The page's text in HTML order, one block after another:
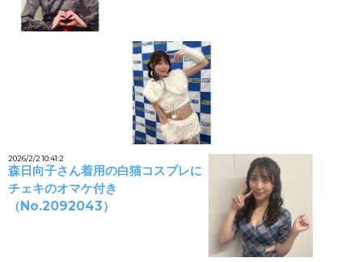
2026/2/2 10:41:2
森日向子さん着用の白猫コスプレに
チェキのオマケ付き
（No.2092043）